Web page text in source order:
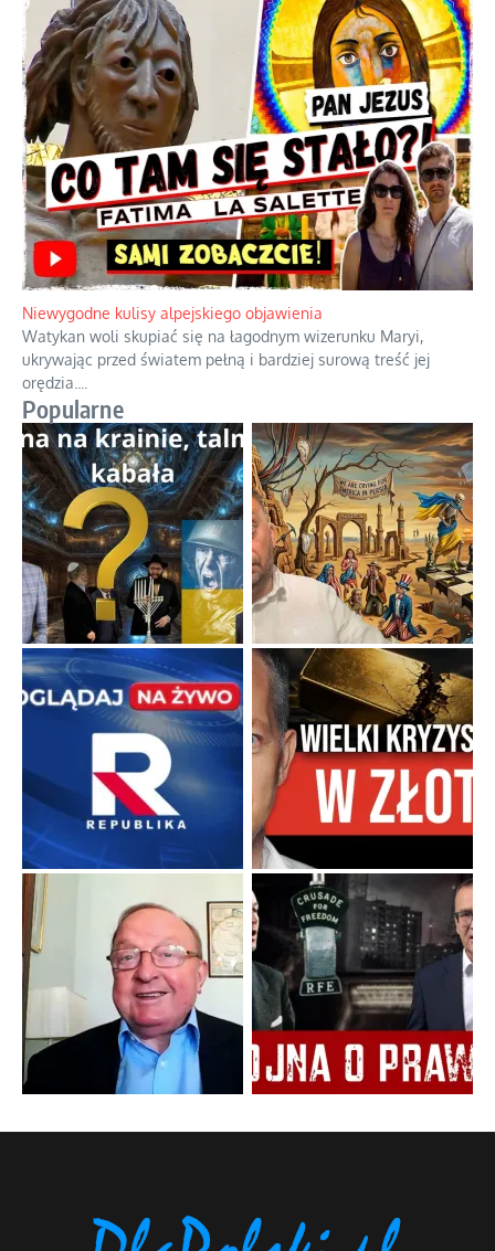
Niewygodne kulisy alpejskiego objawienia
Watykan woli skupiać się na łagodnym wizerunku Maryi,
ukrywając przed światem pełną i bardziej surową treść jej
orędzia.
Popularne